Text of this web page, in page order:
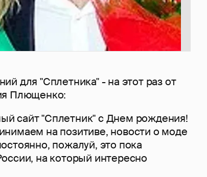
для "Сплетника" - на этот раз от
Плющенко:
сайт "Сплетник" с Днем рождения!
на позитиве, новости о моде
пожалуй, это пока
на который интересно